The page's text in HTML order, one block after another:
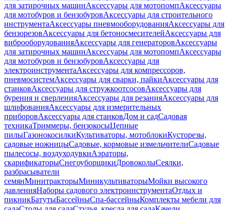
для затирочных машинАксессуары для мотопомпАксессуары
для мотобуров и бензобуровАксессуары для строительного
инструментаАксессуары пневмооборудованияАксессуары для
бензорезовАксессуары для бетоносмесителейАксессуары для
виброоборудованияАксессуары для генераторовАксессуары
для затирочных машинАксессуары для мотопомпАксессуары
для мотобуров и бензобуровАксессуары для
электроинструментаАксессуары для компрессоров,
пневмосистемАксессуары для сварки, пайкиАксессуары для
станковАксессуары для стружкоотсосовАксессуары для
бурения и сверленияАксессуары для резанияАксессуары для
шлифованияАксессуары для измерительных
приборовАксессуары для станковДом и садСадовая
техникаТриммеры, бензокосыЦепные
пилыГазонокосилкиКультиваторы, мотоблокиКусторезы,
садовые ножницыСадовые, кормовые измельчителиСадовые
пылесосы, воздуходувкиАэраторы,
скарификаторыСнегоуборщикиДровоколыСеялки,
разбрасыватели
семянМинитракторыМиникультиваторыМойки высокого
давленияНаборы садового электроинструментаОтдых и
пикникБатутыБассейныСпа-бассейныКомплекты мебели для